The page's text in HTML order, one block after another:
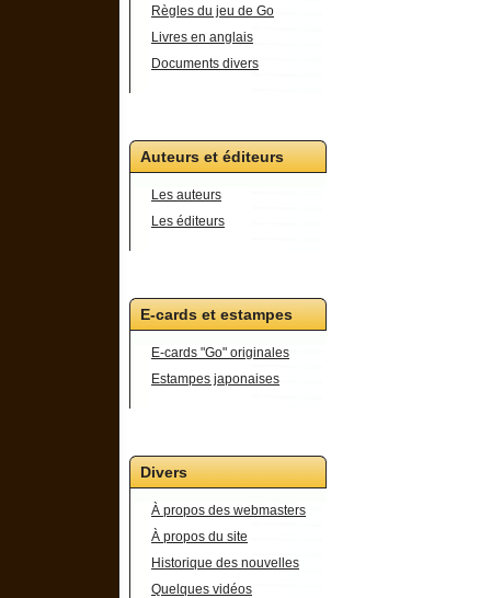
Règles du jeu de Go
Livres en anglais
Documents divers
Auteurs et éditeurs
Les auteurs
Les éditeurs
E-cards et estampes
E-cards "Go" originales
Estampes japonaises
Divers
À propos des webmasters
À propos du site
Historique des nouvelles
Quelques vidéos